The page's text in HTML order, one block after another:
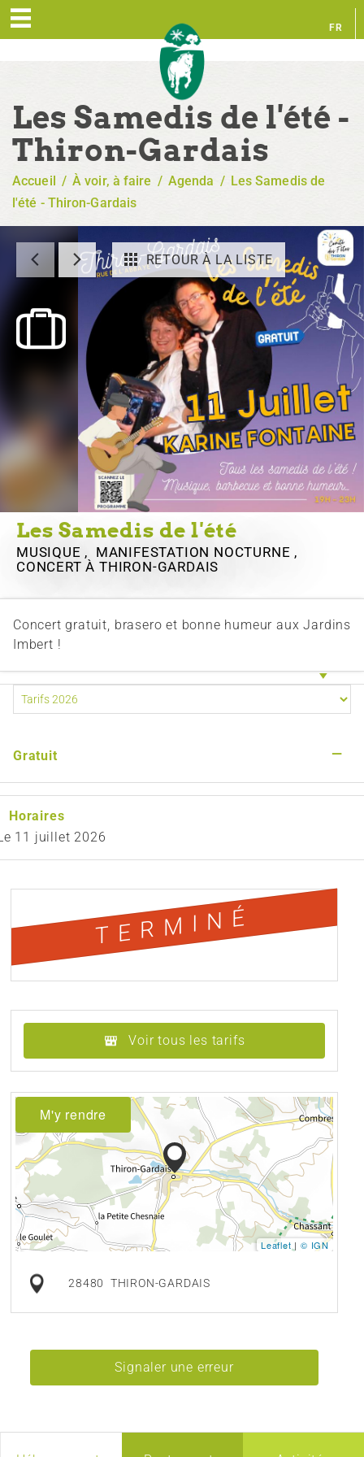
FR
Les Samedis de l'été -
Thiron-Gardais
Accueil / À voir, à faire / Agenda / Les Samedis de
l'été - Thiron-Gardais
RETOUR À LA LISTE
Les Samedis de l'été
MUSIQUE , MANIFESTATION NOCTURNE ,
CONCERTÀ THIRON-GARDAIS
Concert gratuit, brasero et bonne humeur aux Jardins
Imbert !
Gratuit —
Horaires
11 juillet 2026
TERMINÉ
Voir tous les tarifs
M'y rendre
Leaflet | © IGN
28480 THIRON-GARDAIS
Signaler une erreur